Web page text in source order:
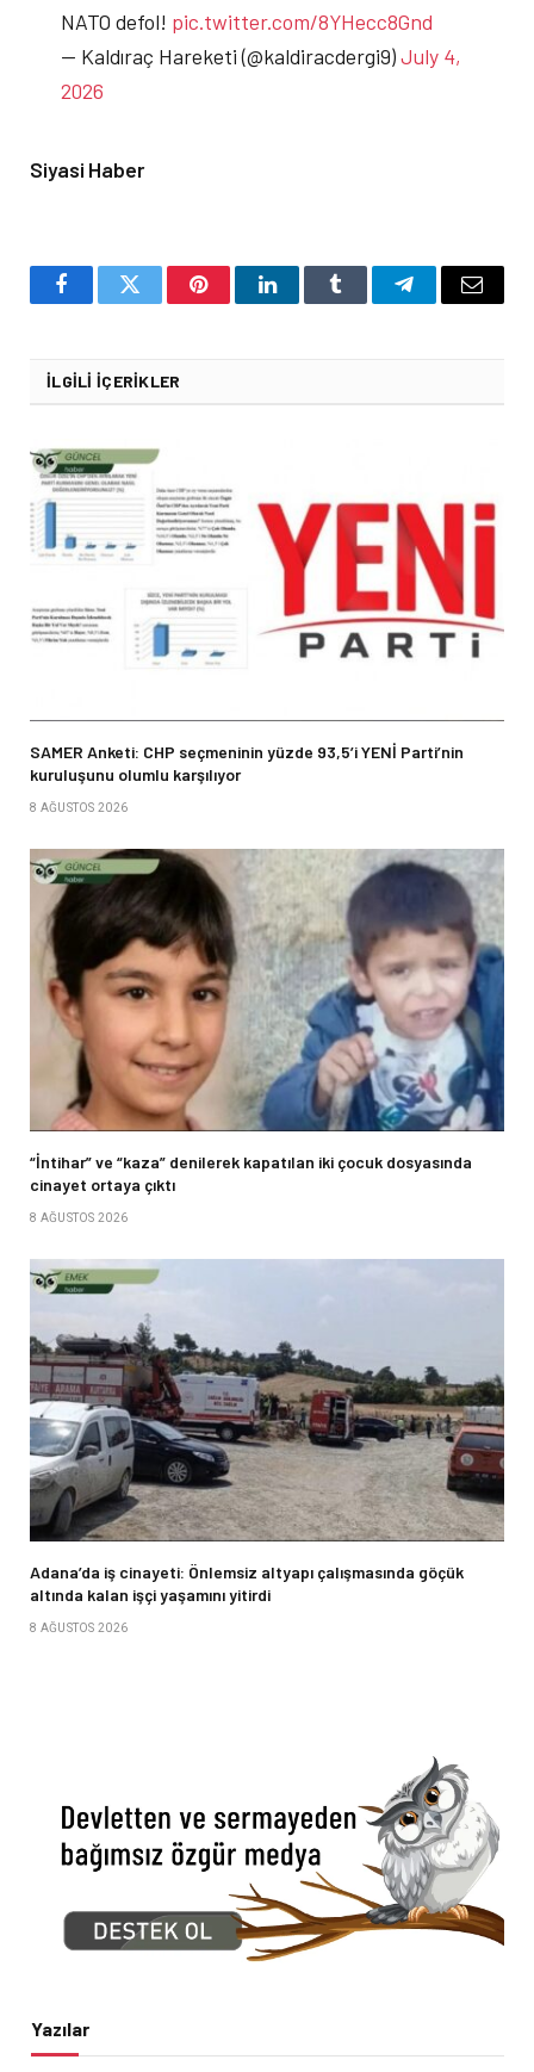
NATO defol! pic.twitter.com/8YHecc8Gnd
— Kaldıraç Hareketi (@kaldiracdergi9)July 4,
2026
Siyasi Haber
FacebookTwitter PinterestLinkedInTumblr TelegramEmail
İLGILI İÇERIKLER
SAMER Anketi: CHP seçmeninin yüzde 93,5’i YENİ Parti’nin
kuruluşunu olumlu karşılıyor
8 AĞUSTOS 2026
“İntihar” ve “kaza” denilerek kapatılan iki çocuk dosyasında
cinayet ortaya çıktı
8 AĞUSTOS 2026
Adana’da iş cinayeti: Önlemsiz altyapı çalışmasında göçük
altında kalan işçi yaşamını yitirdi
8 AĞUSTOS 2026
Yazılar